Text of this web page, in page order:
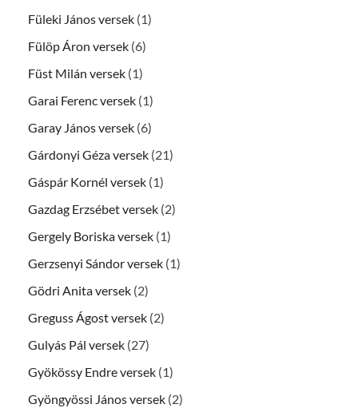
Füleki János versek (1)
Fülöp Áron versek (6)
Füst Milán versek (1)
Garai Ferenc versek (1)
Garay János versek (6)
Gárdonyi Géza versek (21)
Gáspár Kornél versek (1)
Gazdag Erzsébet versek (2)
Gergely Boriska versek (1)
Gerzsenyi Sándor versek (1)
Gödri Anita versek (2)
Greguss Ágost versek (2)
Gulyás Pál versek (27)
Gyökössy Endre versek (1)
Gyöngyössi János versek (2)